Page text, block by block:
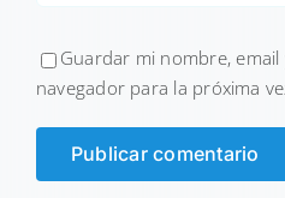
Guardar mi nombre,
navegador para la próxima